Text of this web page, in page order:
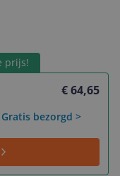
prijs!
€ 64,65
bezorgd >